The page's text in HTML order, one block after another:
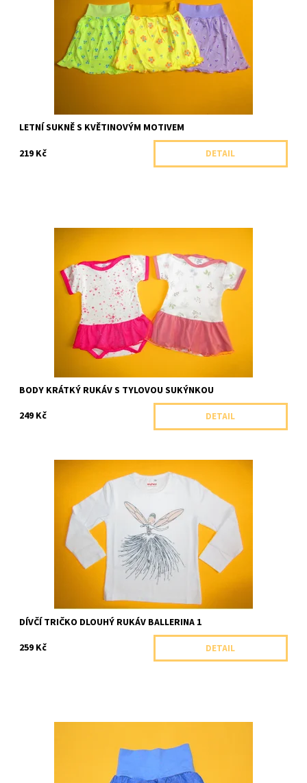
Skladem 1 ks
Arex, ČR
LETNÍ SUKNĚ S KVĚTINOVÝM MOTIVEM
219 Kč
DETAIL
Krásné letní body s nařasenou tylovou sukýnkou.
Dostupnost:
Skladem 1 ks
Arex, ČR
BODY KRÁTKÝ RUKÁV S TYLOVOU SUKÝNKOU
249 Kč
DETAIL
Krásné dívčí tričko s dlouhým rukávem s elegantním potiskem s
třpytivými brokátovými ozdobami.
Skladem 1 ks
Soňa Zemanová, ČR
DÍVČÍ TRIČKO DLOUHÝ RUKÁV BALLERINA 1
259 Kč
DETAIL
Plátěná balónová sukně s nápletem
Skladem 1 ks
Shara, ČR